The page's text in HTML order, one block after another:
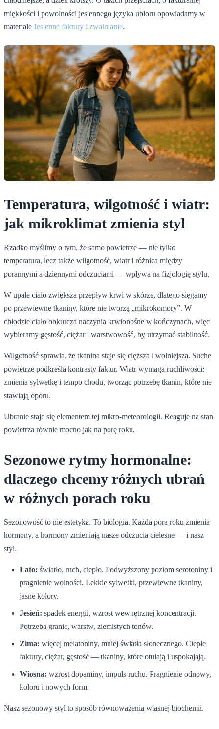
miękkości i powolności jesiennego języka ubioru opowiadamy w
materiale Jesienne faktury i zwalnianie.
Temperatura, wilgotność i wiatr:
jak mikroklimat zmienia styl
Rzadko myślimy o tym, że samo powietrze — nie tylko
temperatura, lecz także wilgotność, wiatr i różnica między
porannymi a dziennymi odczuciami — wpływa na fizjologię stylu.
W upale ciało zwiększa przepływ krwi w skórze, dlatego sięgamy
po przewiewne tkaniny, które nie tworzą „mikrokomory”. W
chłodzie ciało obkurcza naczynia krwionośne w kończynach, więc
wybieramy gęstość, ciężar i warstwowość, by utrzymać stabilność.
Wilgotność sprawia, że tkanina staje się cięższa i wolniejsza. Suche
powietrze podkreśla kontrasty faktur. Wiatr wymaga ruchliwości:
zmienia sylwetkę i tempo chodu, tworząc potrzebę tkanin, które nie
stawiają oporu.
Ubranie staje się elementem tej mikro-meteorologii. Reaguje na stan
powietrza równie mocno jak na porę roku.
Sezonowe rytmy hormonalne:
dlaczego chcemy różnych ubrań
w różnych porach roku
Sezonowość to nie estetyka. To biologia. Każda pora roku zmienia
hormony, a hormony zmieniają nasze odczucia cielesne — i nasz
styl.
Lato: światło, ruch, ciepło. Podwyższony poziom serotoniny i
pragnienie wolności. Lekkie sylwetki, przewiewne tkaniny,
jasne kolory.
Jesień: spadek energii, wzrost wewnętrznej koncentracji.
Potrzeba granic, warstw, ziemistych tonów.
Zima: więcej melatoniny, mniej światła słonecznego. Ciepłe
faktury, ciężar, gęstość — tkaniny, które otulają i uspokajają.
Wiosna: wzrost dopaminy, impuls ruchu. Pragnienie odnowy,
koloru i nowych form.
Nasz sezonowy styl to sposób równoważenia własnej biochemii.